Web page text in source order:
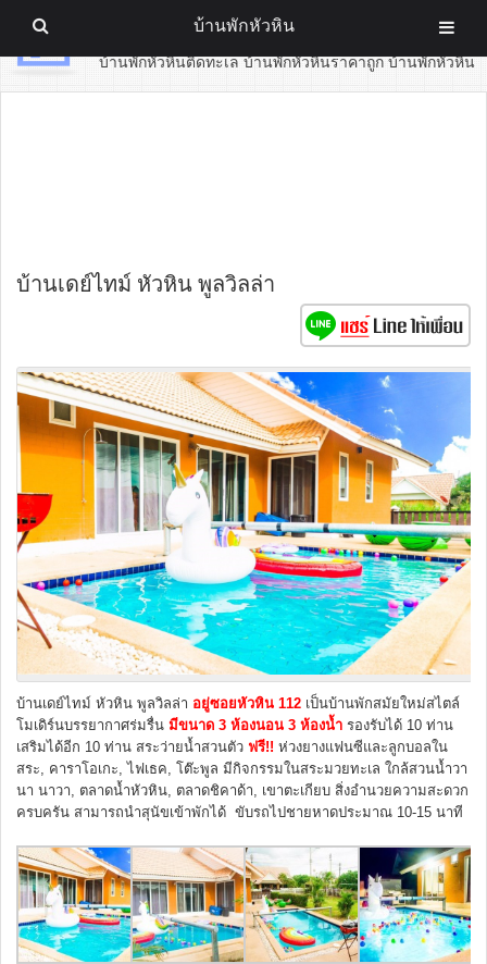
บ้านพักหัวหิน
บ้านพักหัวหินติดทะเล บ้านพักหัวหินราคาถูก บ้านพักหัวหิน
บ้านเดย์ไทม์ หัวหิน พูลวิลล่า
บ้านเดย์ไทม์ หัวหิน พูลวิลล่า อยู่ซอยหัวหิน 112 เป็นบ้านพักสมัยใหม่สไตล์
โมเดิร์นบรรยากาศร่มรื่น มีขนาด 3 ห้องนอน 3 ห้องน้ำ รองรับได้ 10 ท่าน
เสริมได้อีก 10 ท่าน สระว่ายน้ำสวนตัว ฟรี!! ห่วงยางแฟนซีและลูกบอลใน
สระ, คาราโอเกะ, ไฟเธค, โต๊ะพูล มีกิจกรรมในสระมวยทะเล ใกล้สวนน้ำวา
นา นาวา, ตลาดน้ำหัวหิน, ตลาดชิคาด้า, เขาตะเกียบ สิ่งอำนวยความสะดวก
ครบครัน สามารถนำสุนัขเข้าพักได้ ขับรถไปชายหาดประมาณ 10-15 นาที
บ้านพักหัวหิน